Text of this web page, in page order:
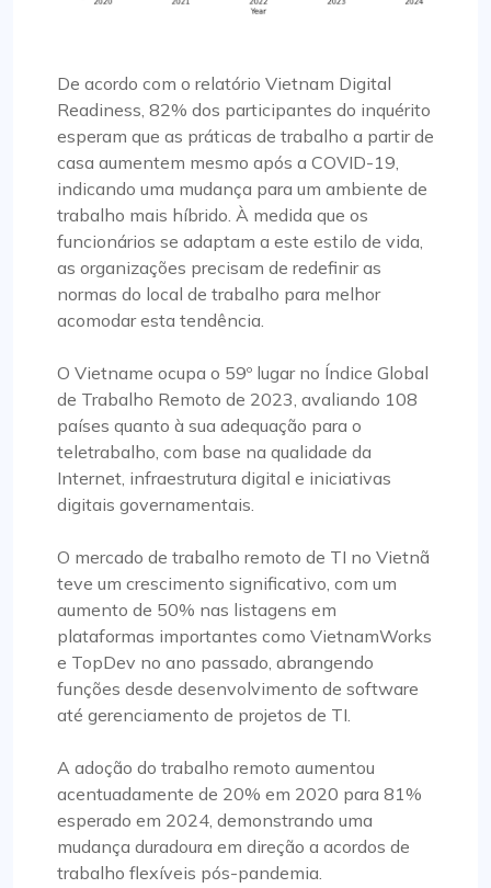
De acordo com o relatório Vietnam Digital
Readiness, 82% dos participantes do inquérito
esperam que as práticas de trabalho a partir de
casa aumentem mesmo após a COVID-19,
indicando uma mudança para um ambiente de
trabalho mais híbrido. À medida que os
funcionários se adaptam a este estilo de vida,
as organizações precisam de redefinir as
normas do local de trabalho para melhor
acomodar esta tendência.
O Vietname ocupa o 59º lugar no Índice Global
de Trabalho Remoto de 2023, avaliando 108
países quanto à sua adequação para o
teletrabalho, com base na qualidade da
Internet, infraestrutura digital e iniciativas
digitais governamentais.
O mercado de trabalho remoto de TI no Vietnã
teve um crescimento significativo, com um
aumento de 50% nas listagens em
plataformas importantes como VietnamWorks
e TopDev no ano passado, abrangendo
funções desde desenvolvimento de software
até gerenciamento de projetos de TI.
A adoção do trabalho remoto aumentou
acentuadamente de 20% em 2020 para 81%
esperado em 2024, demonstrando uma
mudança duradoura em direção a acordos de
trabalho flexíveis pós-pandemia.